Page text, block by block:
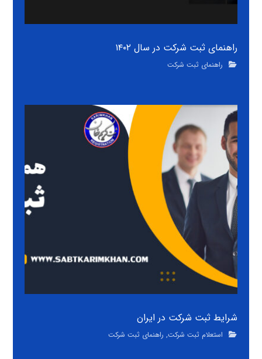
راهنمای ثبت شرکت در سال ۱۴۰۲
راهنمای ثبت شرکت
شرایط ثبت شرکت در ایران
استعلام ثبت شرکت, راهنمای ثبت شرکت